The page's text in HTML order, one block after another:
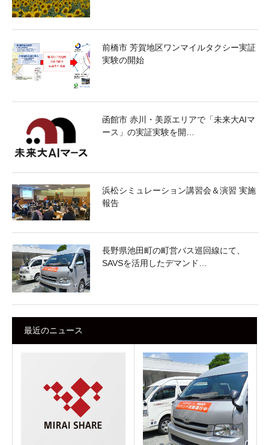
前橋市 芳賀地区ワンマイルタクシー実証
実験の開始
函館市 赤川・美原エリアで「未来大AIマ
ース」の実証実験を開…
浜松シミュレーション講習会＆演習 実施
報告
長野県池田町の町営バス巡回線にて、
SAVSを活用したデマンド…
最近のニュース